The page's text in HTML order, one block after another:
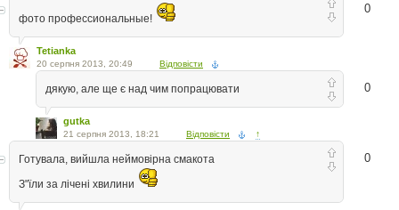
0
фото профессиональные!
Tetianka
20 серпня 2013, 20:49 Відповісти
0
дякую, але ще є над чим попрацювати
gutka
21 серпня 2013, 18:21 Відповісти ↑
0
Готувала, вийшла неймовірна смакота
З"їли за лічені хвилини